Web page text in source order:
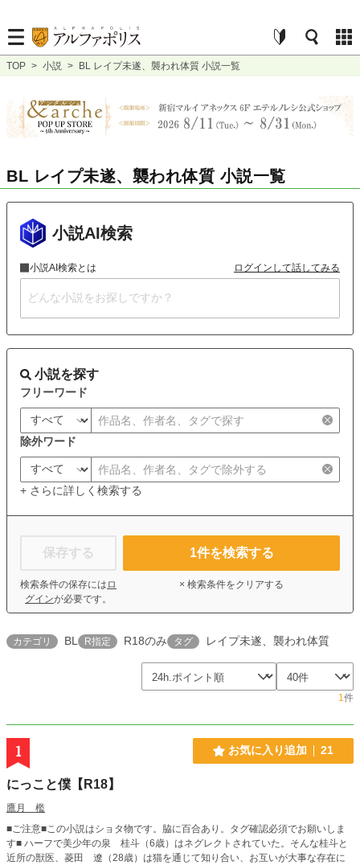
TOP > 小説 > BL レイプ未遂、襲われ体質 小説一覧
BL レイプ未遂、襲われ体質 小説一覧
小説AI検索
小説AI検索とは ログインして話してみる
小説を探す
フリーワード
除外ワード
+ さらに詳しく検索する
保存する
検索条件の保存には ロ
グインが必要です。
1件を検索する
× 検索条件をクリアする
カテゴリ BL R指定 R18のみ タグ レイプ未遂、襲われ体質
1件
1 お気に入り追加 21
にっこと僕【R18】
鷹月 檻
■ご注意■この小説はショタ物です。脇に百合あり。タグ確認必須でお願いしま
す■ ハーフで美少年の泉 桂斗（6歳）はネグレクトされていた。そんな桂斗と
近所の獣医、菱田 遼（28歳）は猫を通じて知り合い、お互いが大事な存在に